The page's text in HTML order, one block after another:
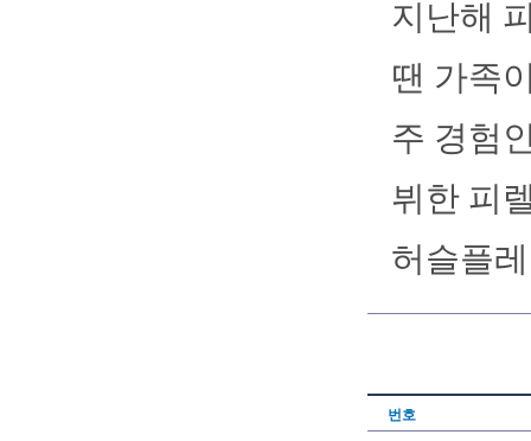
지난해
땐 가족
주 경험
뷔한 피
허슬플
번호